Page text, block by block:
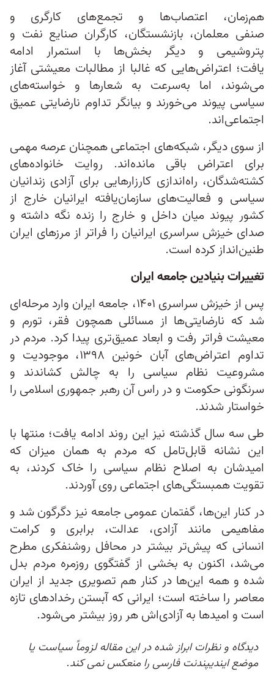
هم‌زمان، اعتصاب‌ها و تجمع‌های کارگری و
صنفی معلمان، بازنشستگان، کارگران صنایع نفت و
پتروشیمی و دیگر بخش‌ها با استمرار ادامه
یافت؛ اعتراض‌هایی که غالبا از مطالبات معیشتی آغاز
می‌شوند، اما به‌سرعت به شعارها و خواسته‌های
سیاسی پیوند می‌خورند و بیانگر تداوم نارضایتی عمیق
اجتماعی‌اند.
از سوی دیگر، شبکه‌های اجتماعی همچنان عرصه مهمی
برای اعتراض باقی مانده‌اند. روایت خانواده‌های
کشته‌شدگان، راه‌اندازی کارزارهایی برای آزادی زندانیان
سیاسی و فعالیت‌های سازمان‌یافته ایرانیان خارج از
کشور پیوند میان داخل و خارج را زنده نگه داشته و
صدای خیزش سراسری ایرانیان را فراتر از مرزهای ایران
طنین‌انداز کرده است.
تغییرات بنیادین جامعه ایران
پس از خیزش سراسری ۱۴۰۱، جامعه ایران وارد مرحله‌ای
شد که نارضایتی‌ها از مسائلی همچون فقر، تورم و
معیشت فراتر رفت و ابعاد عمیق‌تری پیدا کرد. مردم در
تداوم اعتراض‌های آبان خونین ۱۳۹۸، موجودیت و
مشروعیت نظام سیاسی را به چالش کشاندند و
سرنگونی حکومت و در راس آن رهبر جمهوری اسلامی را
خواستار شدند.
طی سه سال گذشته نیز این روند ادامه یافت؛ منتها با
این نشانه قابل‌تامل که مردم به همان میزان که
امیدشان به اصلاح نظام سیاسی را خاک کردند، به
تقویت همبستگی‌های اجتماعی روی آوردند.
در کنار این‌ها، گفتمان عمومی جامعه نیز دگرگون شد و
مفاهیمی مانند آزادی، عدالت، برابری و کرامت
انسانی که پیش‌تر بیشتر در محافل روشنفکری مطرح
می‌شد، اکنون به بخشی از گفتگوی روزمره مردم بدل
شده و همه این‌ها در کنار هم تصویری جدید از ایران
معاصر را ساخته است؛ ایرانی که آبستن رخدادهای تازه
است و امیدها به آزادی‌اش هر روز بیشتر می‌شود.
دیدگاه و نظرات ابراز شده در این مقاله لزوماً سیاست یا
موضع ایندیپندنت فارسی را منعکس نمی کند.